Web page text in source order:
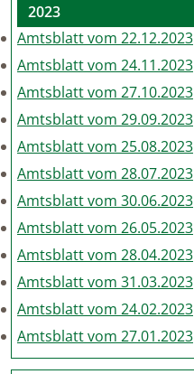
2023
Amtsblatt vom 22.12.2023
Amtsblatt vom 24.11.2023
Amtsblatt vom 27.10.2023
Amtsblatt vom 29.09.2023
Amtsblatt vom 25.08.2023
Amtsblatt vom 28.07.2023
Amtsblatt vom 30.06.2023
Amtsblatt vom 26.05.2023
Amtsblatt vom 28.04.2023
Amtsblatt vom 31.03.2023
Amtsblatt vom 24.02.2023
Amtsblatt vom 27.01.2023